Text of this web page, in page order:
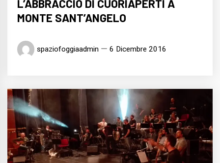
L’ABBRACCIO DI CUORIAPERTI A
MONTE SANT’ANGELO
spaziofoggiaadmin 6 Dicembre 2016